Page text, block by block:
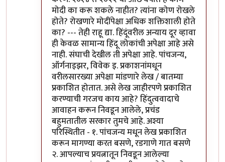
मोदी का करू शकले नाहीत? त्यांना कोण रोखले
होते? रोखणारे मोदींपेक्षा अधिक शक्तिशाली होते
का? --- तेही राहू द्या. हिंदूंवरील अन्याय दूर व्हावा
ही केवळ सामान्य हिंदू लोकांची अपेक्षा आहे असे
नाही. संघाची देखील ती अपेक्षा आहे. पांचजन्य,
ऑर्गनाइझर, विवेक इ. प्रकाशनांमधून
वरीलसारख्या अपेक्षा मांडणारे लेख / बातम्या
प्रकाशित होतात. असे लेख जाहीरपणे प्रकाशित
करण्याची गरजच काय आहे? हिंदुत्ववादाचे
आवाहन करून निवडून आलेले, प्रचंड
बहुमतातील सरकार तुमचे आहे. अश्या
परिस्थितीत - १. पांचजन्य मधून लेख प्रकाशित
करून मागण्या करत बसणे, रडगाणे गात बसणे
२. आपल्याच प्रयत्नातून निवडून आलेल्या